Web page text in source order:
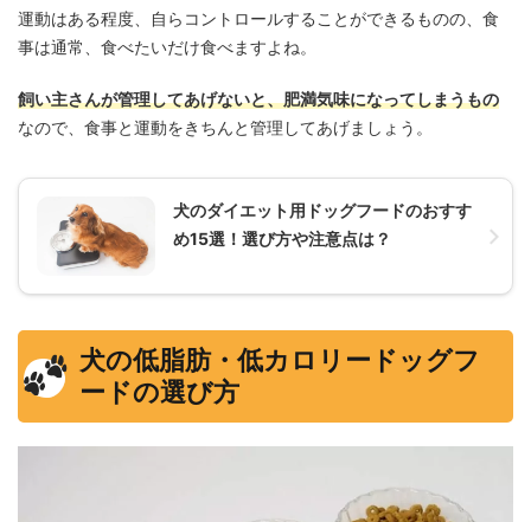
運動はある程度、自らコントロールすることができるものの、食
事は通常、食べたいだけ食べますよね。
飼い主さんが管理してあげないと、肥満気味になってしまうもの
なので、食事と運動をきちんと管理してあげましょう。
犬のダイエット用ドッグフードのおすす
め15選！選び方や注意点は？
犬の低脂肪・低カロリードッグフ
ードの選び方